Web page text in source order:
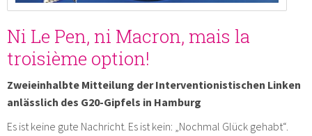
Ni Le Pen, ni Macron, mais la
troisième option!
Zweieinhalbte Mitteilung der Interventionistischen Linken
anlässlich des G20-Gipfels in Hamburg
Es ist keine gute Nachricht. Es ist kein: „Nochmal Glück gehabt“.